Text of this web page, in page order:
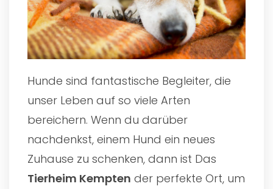
Hunde sind fantastische Begleiter, die
unser Leben auf so viele Arten
bereichern. Wenn du darüber
nachdenkst, einem Hund ein neues
Zuhause zu schenken, dann ist Das
Tierheim Kempten der perfekte Ort, um